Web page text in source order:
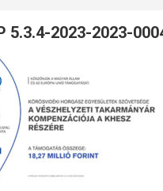
5.3.4-2023-2023-